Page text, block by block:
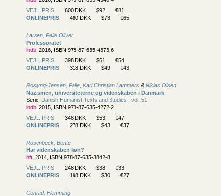
VEJL. PRIS
600 DKK $92
€81
ONLINEPRIS
480 DKK $73 €65
Larsen, Pelle Oliver
Professoratet
indb , 2016, ISBN 978-87-635-4373-6
VEJL. PRIS
398 DKK $61
€54
ONLINEPRIS
318 DKK $49 €43
Roslyng-Jensen, Palle Karl Christian Lammers & Niklas Olsen
Nazismen, universiteterne og videnskaben i Danmark
Serie: Danish Humanist Texts and Studies , vol. 51
indb , 2015, ISBN 978-87-635-4272-2
VEJL. PRIS
348 DKK $53
€47
ONLINEPRIS
278 DKK $43 €37
Rosenbeck, Bente
Har videnskaben køn?
hft , 2014, ISBN 978-87-635-3842-8
VEJL. PRIS
248 DKK $38
€33
ONLINEPRIS
198 DKK $30 €27
Conrad, Flemming